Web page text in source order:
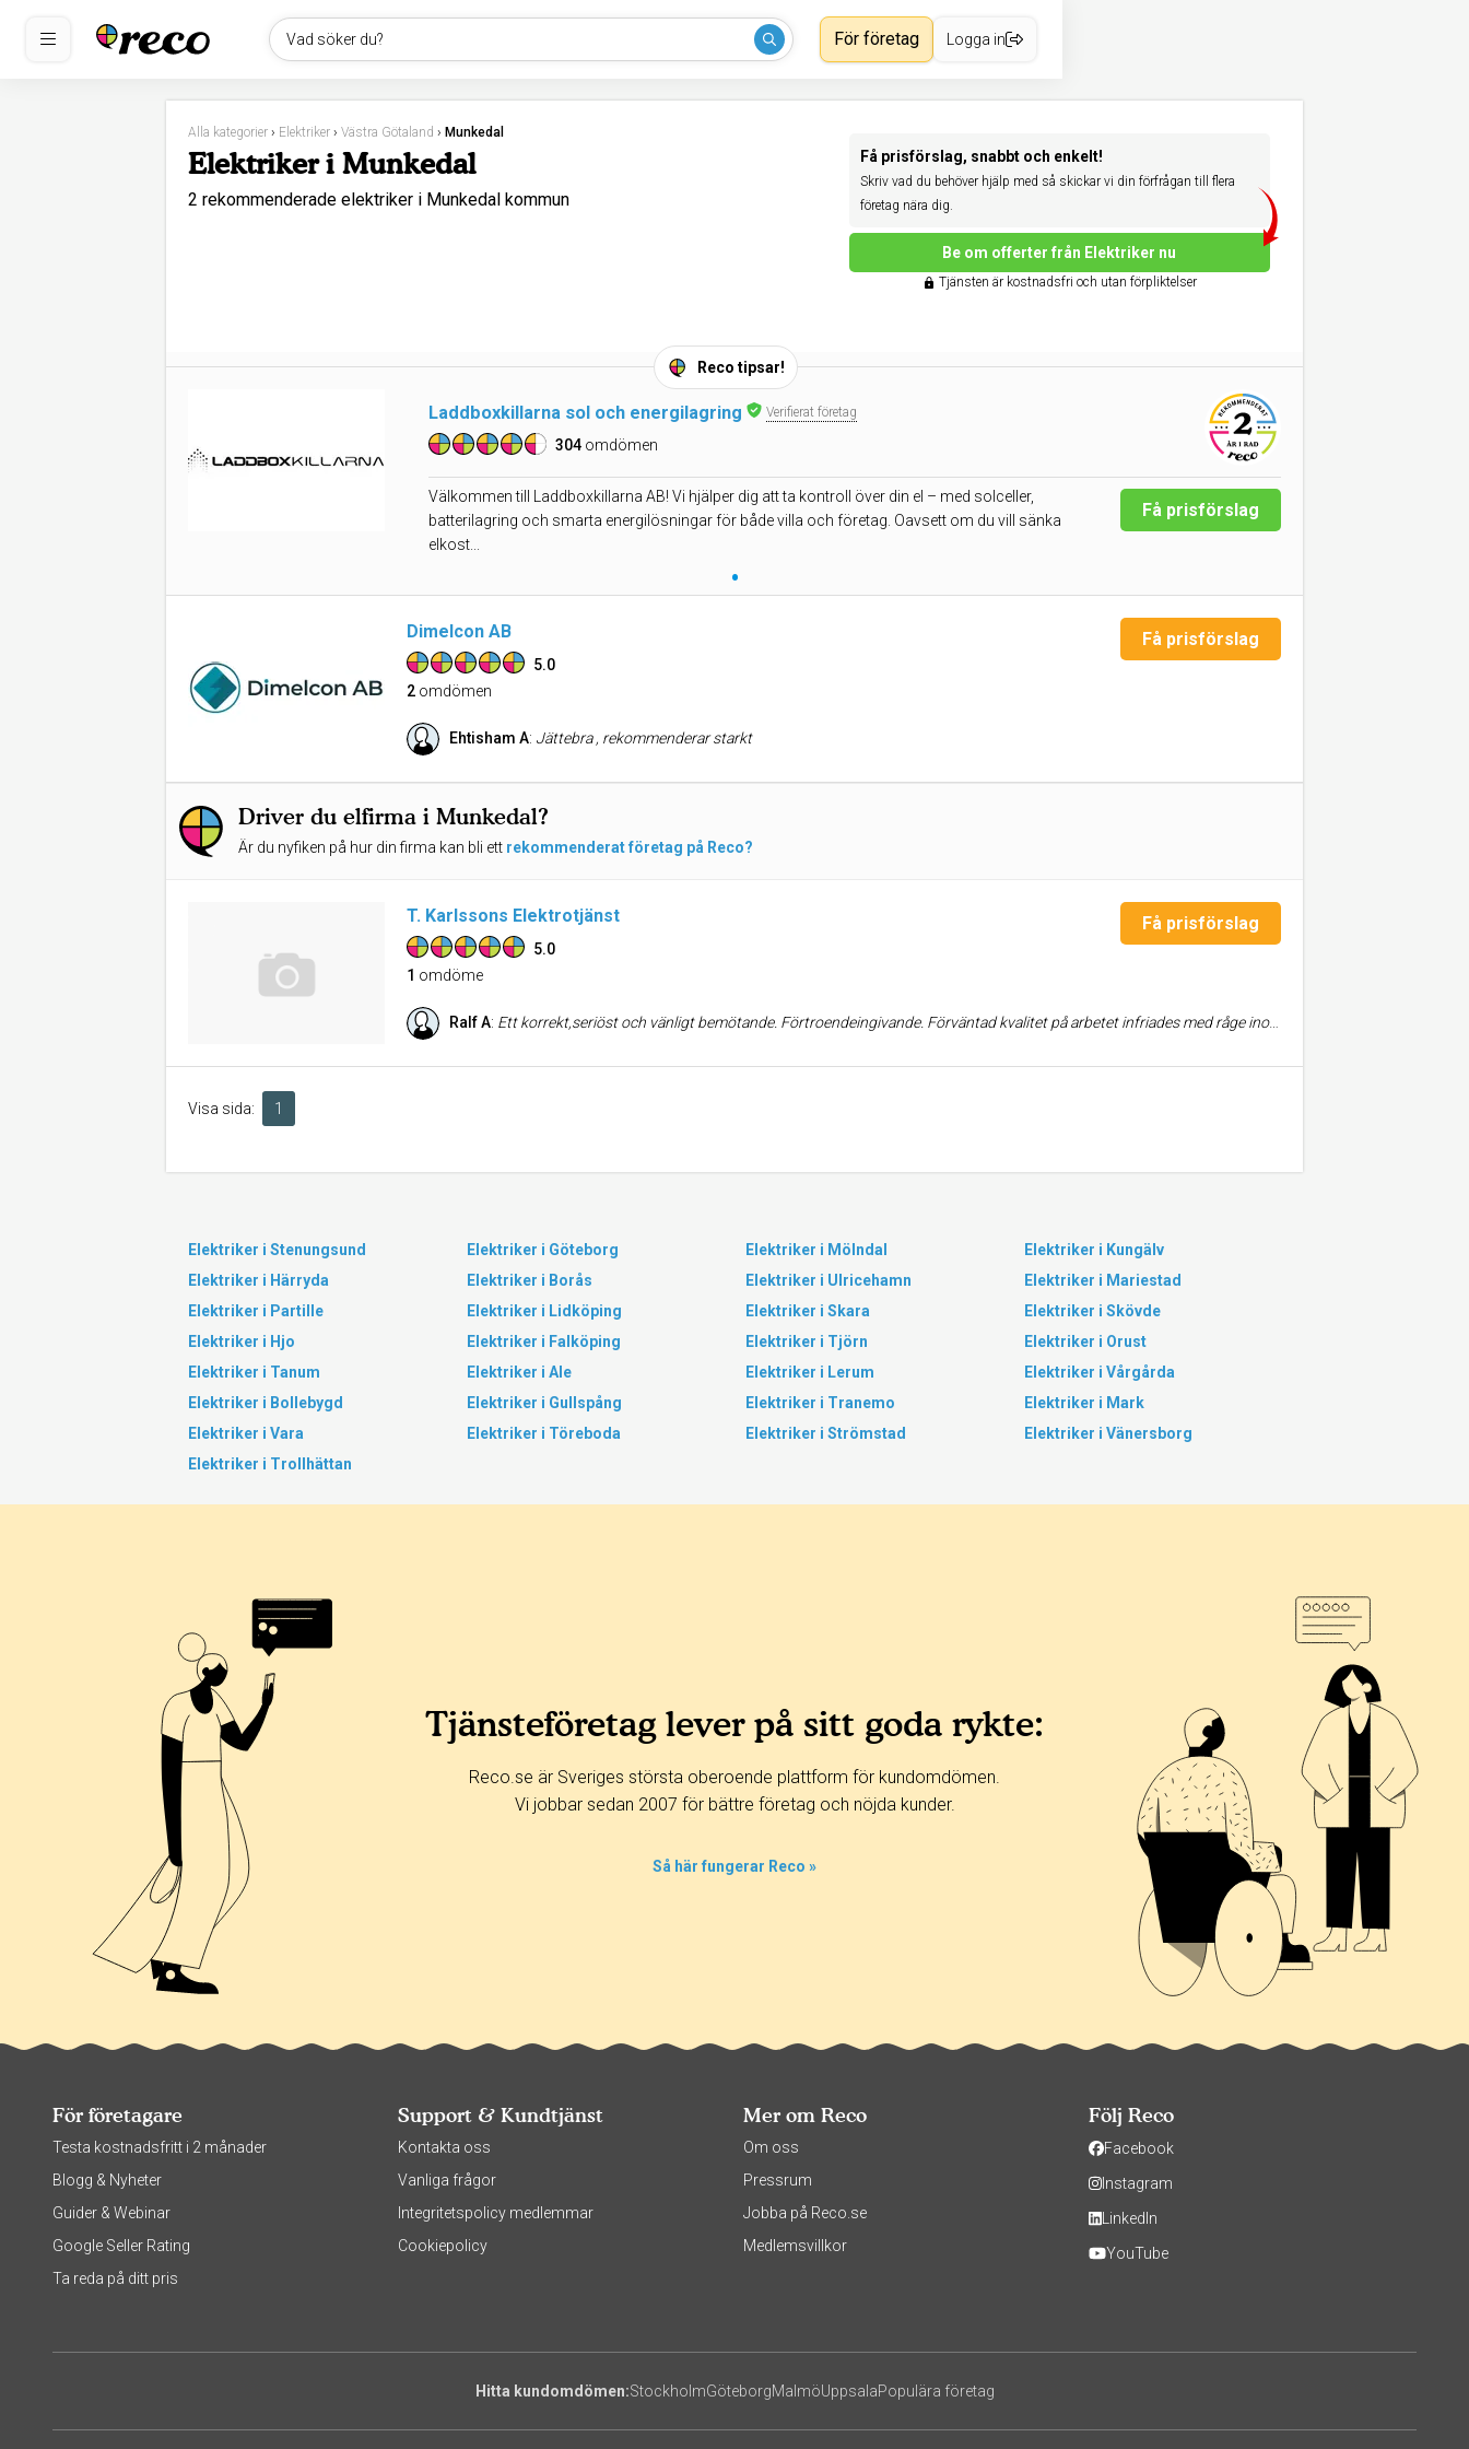
Vad söker du? För företag Logga in
Alla kategorier › Elektriker › Västra Götaland › Munkedal
Elektriker i Munkedal
2 rekommenderade elektriker i Munkedal kommun
Få prisförslag, snabbt och enkelt!
Skriv vad du behöver hjälp med så skickar vi din förfrågan till flera
företag nära dig.
Be om offerter från Elektriker nu
Tjänsten är kostnadsfri och utan förpliktelser
Reco tipsar!
Laddboxkillarna sol och energilagring Verifierat företag
304 omdömen
Välkommen till Laddboxkillarna AB! Vi hjälper dig att ta kontroll över din el – med solceller,
batterilagring och smarta energilösningar för både villa och företag. Oavsett om du vill sänka
elkost...
Få prisförslag
•
Dimelcon AB
5.0
2 omdömen
Få prisförslag
Ehtisham A: Jättebra , rekommenderar starkt
Driver du elfirma i Munkedal?
Är du nyfiken på hur din firma kan bli ett rekommenderat företag på Reco?
T. Karlssons Elektrotjänst
5.0
1 omdöme
Få prisförslag
Ralf A: Ett korrekt,seriöst och vänligt bemötande. Förtroendeingivande. Förväntad kvalitet på arbetet infriades med råge inom överenskommen inom given kostnadsram. Snabbt,smidigt och prisvärt.
Visa sida: 1
Elektriker i Stenungsund Elektriker i Göteborg Elektriker i Mölndal
Elektriker i Kungälv
Elektriker i Härryda
Elektriker i Borås Elektriker i Ulricehamn
Elektriker i Mariestad
Elektriker i Partille
Elektriker i Lidköping Elektriker i Skara
Elektriker i Skövde
Elektriker i Hjo
Elektriker i Falköping Elektriker i Tjörn
Elektriker i Orust
Elektriker i Tanum
Elektriker i Ale Elektriker i Lerum
Elektriker i Vårgårda
Elektriker i Bollebygd
Elektriker i Gullspång Elektriker i Tranemo
Elektriker i Mark
Elektriker i Vara
Elektriker i Töreboda Elektriker i Strömstad
Elektriker i Vänersborg
Elektriker i Trollhättan
Tjänsteföretag lever på sitt goda rykte:
Reco.se är Sveriges största oberoende plattform för kundomdömen.
Vi jobbar sedan 2007 för bättre företag och nöjda kunder.
Så här fungerar Reco »
För företagare
Testa kostnadsfritt i 2 månader
Blogg & Nyheter
Guider & Webinar
Google Seller Rating
Ta reda på ditt pris
Support & Kundtjänst
Kontakta oss
Vanliga frågor
Integritetspolicy medlemmar
Cookiepolicy
Mer om Reco
Om oss
Pressrum
Jobba på Reco.se
Medlemsvillkor
Följ Reco
Facebook
Instagram
LinkedIn
YouTube
Hitta kundomdömen:StockholmGöteborgMalmöUppsalaPopulära företag